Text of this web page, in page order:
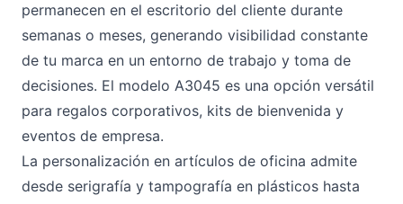
permanecen en el escritorio del cliente durante
semanas o meses, generando visibilidad constante
de tu marca en un entorno de trabajo y toma de
decisiones. El modelo A3045 es una opción versátil
para regalos corporativos, kits de bienvenida y
eventos de empresa.
La personalización en artículos de oficina admite
desde serigrafía y tampografía en plásticos hasta